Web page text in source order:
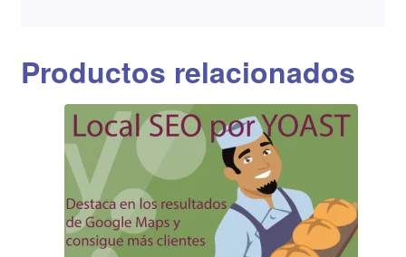
Productos relacionados